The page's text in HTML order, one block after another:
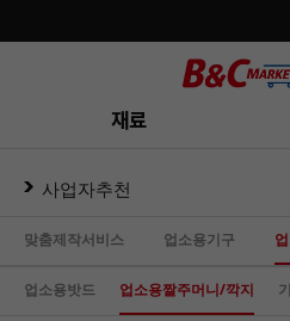
재료
사업자추천
맞춤제작서비스 업소용기구
업소용밧드 업소용짤주머니/깍지